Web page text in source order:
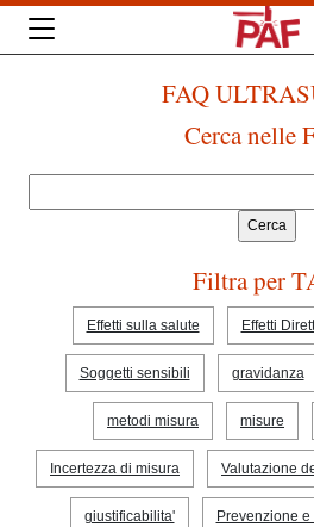
FAQ
Cerca nelle
Filtra per
Effetti sulla salute Effetti
Soggetti sensibili gravidanza
metodi misura misure
Incertezza di misura Valutazione
giustificabilita' Prevenzione